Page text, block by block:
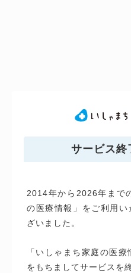
サービス終
2014年から2026年まで
の医療情報」をご利用
ざいました。
「いしゃまち家庭の医
をもちましてサービスを